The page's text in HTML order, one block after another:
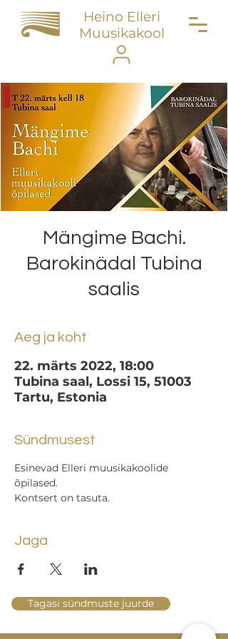
Heino Elleri
Muusikakool
Mängime Bachi.
Barokinädal Tubina
saalis
Aeg ja koht
22. märts 2022, 18:00
Tubina saal, Lossi 15, 51003
Tartu, Estonia
Sündmusest
Esinevad Elleri muusikakoolide
õpilased.
Kontsert on tasuta.
Jaga
Tagasi sündmuste juurde